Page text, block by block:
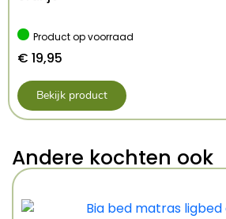
Product op voorraad
€ 19,95
Bekijk product
Andere kochten ook